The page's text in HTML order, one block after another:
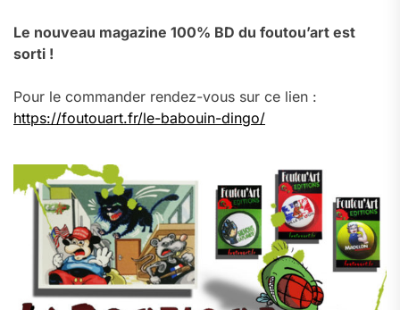
Le nouveau magazine 100% BD du foutou’art est
sorti !
Pour le commander rendez-vous sur ce lien :
https://foutouart.fr/le-babouin-dingo/